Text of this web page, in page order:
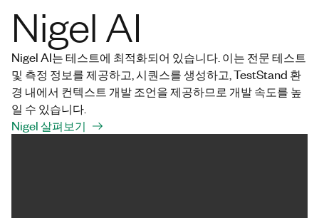
Nigel AI
Nigel AI는 테스트에 최적화되어 있습니다. 이는 전문 테스트
및 측정 정보를 제공하고, 시퀀스를 생성하고, TestStand 환
경 내에서 컨텍스트 개발 조언을 제공하므로 개발 속도를 높
일 수 있습니다.
Nigel 살펴보기